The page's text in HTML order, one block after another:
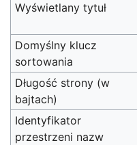
Wyświetlany tytuł
Domyślny klucz
sortowania
Długość strony (w
bajtach)
Identyfikator
przestrzeni nazw